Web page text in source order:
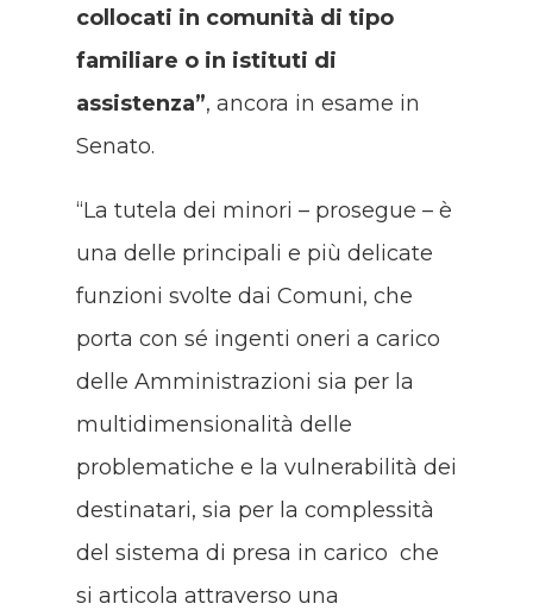
collocati in comunità di tipo
familiare o in istituti di
assistenza”, ancora in esame in
Senato.
“La tutela dei minori – prosegue – è
una delle principali e più delicate
funzioni svolte dai Comuni, che
porta con sé ingenti oneri a carico
delle Amministrazioni sia per la
multidimensionalità delle
problematiche e la vulnerabilità dei
destinatari, sia per la complessità
del sistema di presa in carico che
si articola attraverso una